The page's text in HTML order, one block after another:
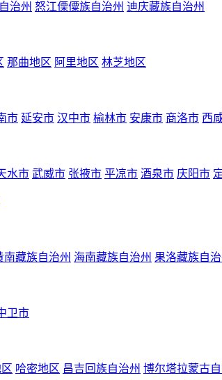
治州 怒江傈僳族自治州 迪庆藏族自治州
那曲地区 阿里地区 林芝地区
市 延安市 汉中市 榆林市 安康市 商洛市 西
水市 武威市 张掖市 平凉市 酒泉市 庆阳市
南藏族自治州 海南藏族自治州 果洛藏族自治
卫市
哈密地区 昌吉回族自治州 博尔塔拉蒙古自